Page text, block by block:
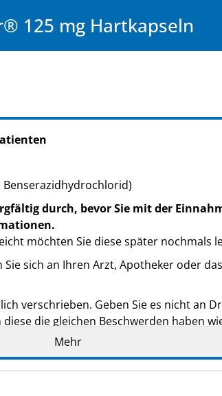
125 mg Hartkapseln
Benserazidhydrochlorid)
durch, bevor Sie mit der
möchten Sie diese später nochmals
sich an Ihren Arzt, Apotheker oder
verschrieben. Geben Sie es nicht an
die gleichen Beschwerden haben
Sie sich an Ihren Arzt, Apotheker
die nicht in dieser
Mehr